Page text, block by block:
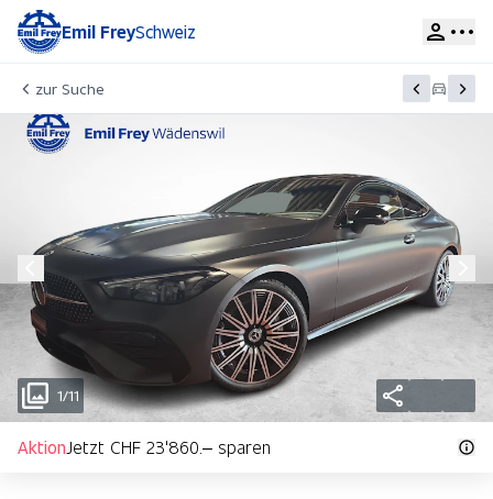
Emil FreySchweiz
zur Suche
1/11
AktionJetzt CHF 23'860.– sparen